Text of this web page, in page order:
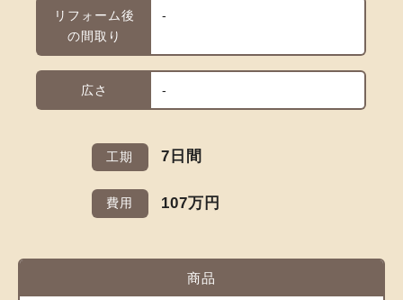
リフォーム後
の間取り
-
広さ -
工期 7日間
費用 107万円
商品